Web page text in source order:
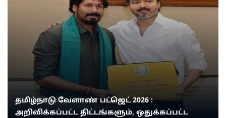
தமிழ்நாடு வேளாண் பட்ஜெட் 2026 :
அறிவிக்கப்பட்ட திட்டங்களும், ஒதுக்கப்பட்ட